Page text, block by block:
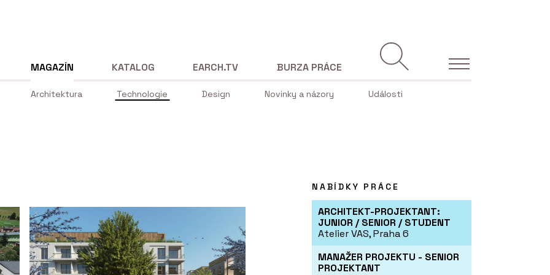
MAGAZÍN
Architektura Technologie Design Novinky a názory Události
KATALOG EARCH.TV BURZA PRÁCE
NABÍDKY PRÁCE
ARCHITEKT-PROJEKTANT:
JUNIOR / SENIOR / STUDENT
Atelier VAS, Praha 6
MANAŽER PROJEKTU - SENIOR
PROJEKTANT